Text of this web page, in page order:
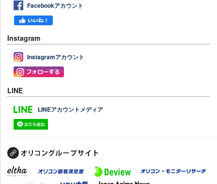
Facebookアカウント
Instagram
Instagramアカウント
LINE
LINEアカウントメディア